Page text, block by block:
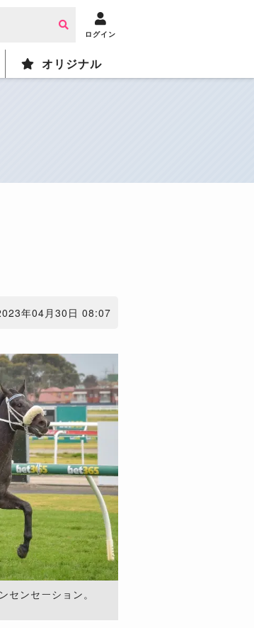
ログイン
オリジナル
年04月30日 08:07
ンセーション。